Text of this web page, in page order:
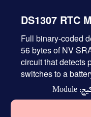
DS1307 RTC
Full binary-coded
56 bytes of NV
circuit that detects
switches to a
Module